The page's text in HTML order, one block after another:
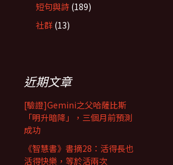
短句與詩 (189)
社群 (13)
近期文章
[驗證]Gemini之父哈薩比斯
「明升暗降」，三個月前預測
成功
《智慧書》書摘28：活得長也
活得快樂，等於活兩次